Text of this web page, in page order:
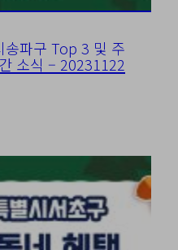
송파구 Top 3 및 주
간 소식 – 20231122